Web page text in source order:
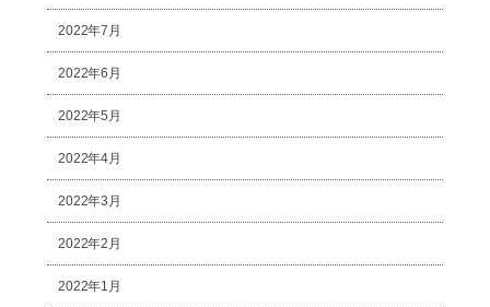
2022年7月
2022年6月
2022年5月
2022年4月
2022年3月
2022年2月
2022年1月